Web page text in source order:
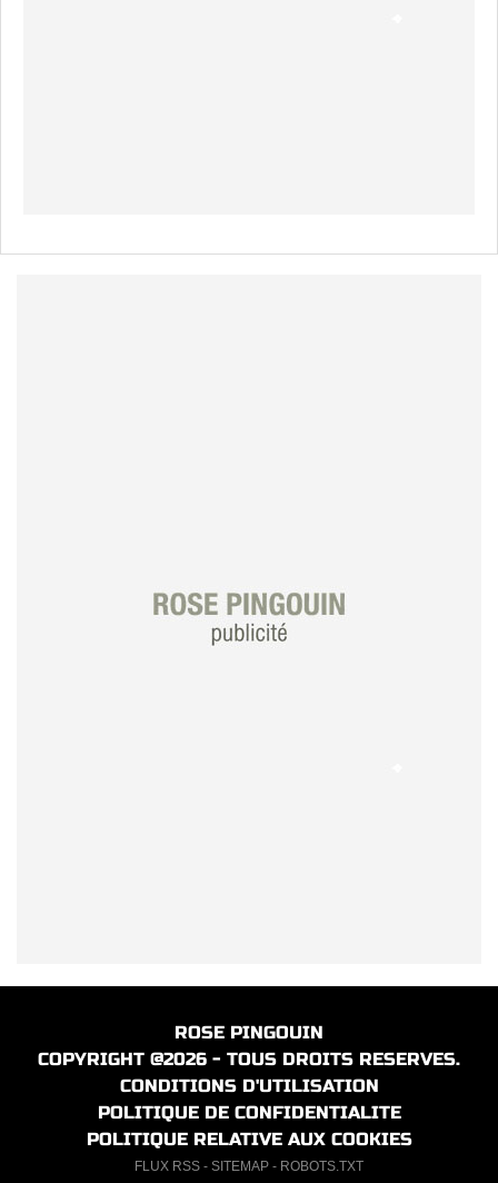
ROSE PINGOUIN
COPYRIGHT @2026 - TOUS DROITS RESERVES.
CONDITIONS D'UTILISATION
POLITIQUE DE CONFIDENTIALITE
POLITIQUE RELATIVE AUX COOKIES
FLUX RSS - SITEMAP - ROBOTS.TXT